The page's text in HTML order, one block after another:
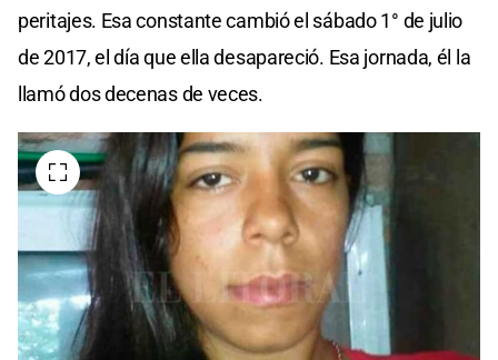
peritajes. Esa constante cambió el sábado 1° de julio
de 2017, el día que ella desapareció. Esa jornada, él la
llamó dos decenas de veces.